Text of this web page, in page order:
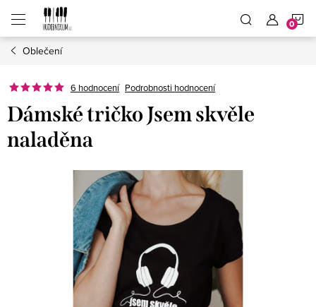
obsah
Oblečení
6 hodnocení Podrobnosti hodnocení
Dámské tričko Jsem skvěle
naladěna